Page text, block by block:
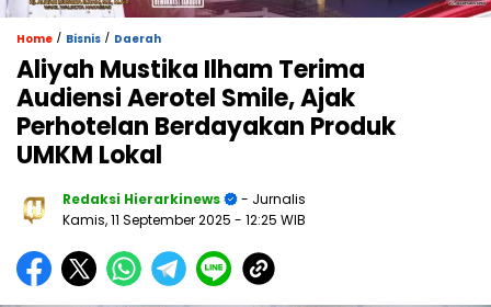
Home / Bisnis / Daerah
Aliyah Mustika Ilham Terima
Audiensi Aerotel Smile, Ajak
Perhotelan Berdayakan Produk
UMKM Lokal
Redaksi Hierarkinews
- Jurnalis
Kamis, 11 September 2025 - 12:25 WIB